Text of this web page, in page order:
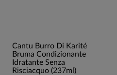
Cantu Burro Di Karité
Bruma Condizionante
Idratante Senza
Risciacquo (237ml)